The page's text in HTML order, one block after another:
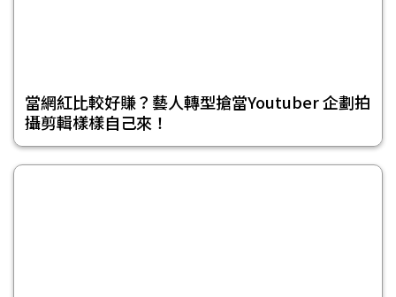
當網紅比較好賺？藝人轉型搶當Youtuber 企劃拍
攝剪輯樣樣自己來！